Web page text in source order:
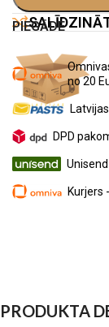
PIEGĀDE
no 20
DPD
Kurjers
PRODUKTA